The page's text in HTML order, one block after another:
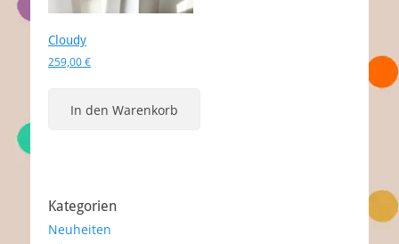
Cloudy
259,00€
In den Warenkorb
Kategorien
Neuheiten